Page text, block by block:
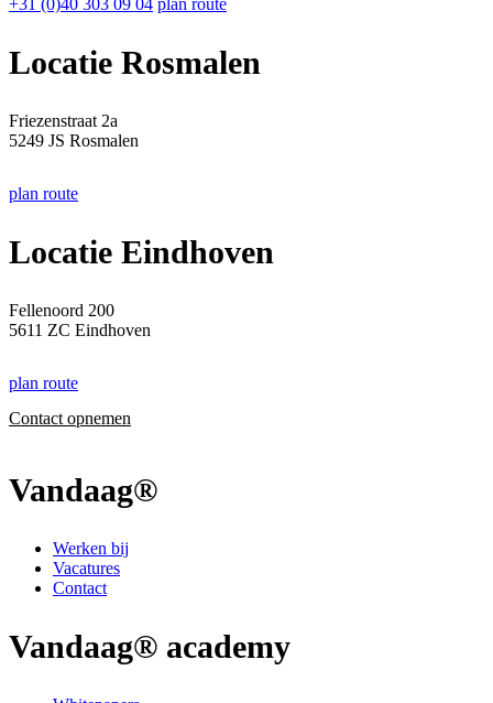
Locatie Rosmalen
Friezenstraat 2a
5249 JS Rosmalen
plan route
Locatie Eindhoven
Fellenoord 200
5611 ZC Eindhoven
plan route
Contact opnemen
Vandaag®
Werken bij
Vacatures
Contact
Vandaag® academy